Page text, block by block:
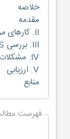
خلاصه
مقدمه
II. کارهای مرتبط
III. بررسی JPLAS
IV. مشکلات ورزشی ایجاد شده
V. ارزیابی
منابع
فهرست